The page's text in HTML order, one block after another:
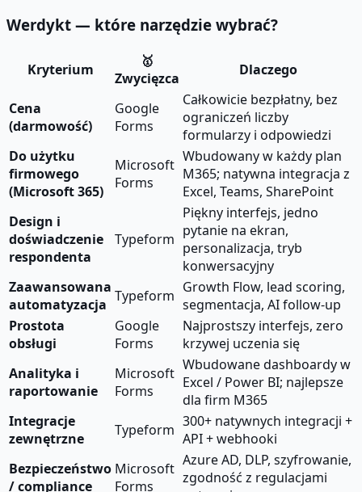
Werdykt — które narzędzie wybrać?
Kryterium
🥇
Zwycięzca
Dlaczego
Cena
(darmowość)
Google
Forms
Całkowicie bezpłatny, bez
ograniczeń liczby
formularzy i odpowiedzi
Do użytku
firmowego
(Microsoft 365)
Microsoft
Forms
Wbudowany w każdy plan
M365; natywna integracja z
Excel, Teams, SharePoint
Design i
doświadczenie
respondenta
Typeform
Piękny interfejs, jedno
pytanie na ekran,
personalizacja, tryb
konwersacyjny
Zaawansowana
automatyzacja Typeform Growth Flow, lead scoring,
segmentacja, AI follow-up
Prostota
obsługi
Google
Forms
Najprostszy interfejs, zero
krzywej uczenia się
Analityka i
raportowanie
Microsoft
Forms
Wbudowane dashboardy w
Excel / Power BI; najlepsze
dla firm M365
Integracje
zewnętrzne
Typeform 300+ natywnych integracji +
API + webhooki
Bezpieczeństwo
/ compliance
Microsoft
Forms
Azure AD, DLP, szyfrowanie,
zgodność z regulacjami